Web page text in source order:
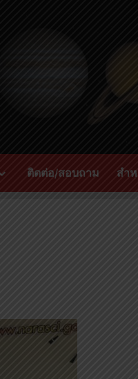
ติดต่อ/สอบถาม สำ